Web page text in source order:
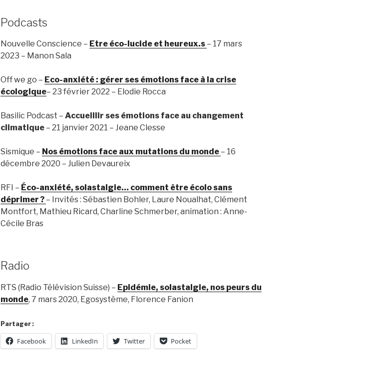
Podcasts
Nouvelle Conscience – Etre éco-lucide et heureux.s – 17 mars
2023 – Manon Sala
Off we go – Eco-anxiété : gérer ses émotions face à la crise
écologique– 23 février 2022 – Elodie Rocca
Basilic Podcast – Accueillir ses émotions face au changement
climatique– 21 janvier 2021 – Jeane Clesse
Sismique – Nos émotions face aux mutations du monde – 16
décembre 2020 – Julien Devaureix
RFI – Éco-anxiété, solastalgie… comment être écolo sans
déprimer ? – Invités : Sébastien Bohler, Laure Noualhat, Clément
Montfort, Mathieu Ricard, Charline Schmerber, animation : Anne-
Cécile Bras
Radio
RTS (Radio Télévision Suisse) – Epidémie, solastalgie, nos peurs du
monde, 7 mars 2020, Egosystème, Florence Fanion
Partager :
Facebook LinkedIn Twitter Pocket